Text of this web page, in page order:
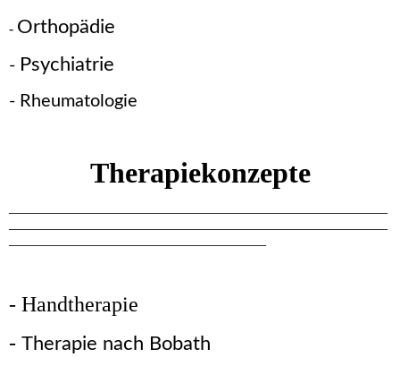
- Orthopädie
- Psychiatrie
- Rheumatologie
Therapiekonzepte
- Handtherapie
- Therapie nach Bobath